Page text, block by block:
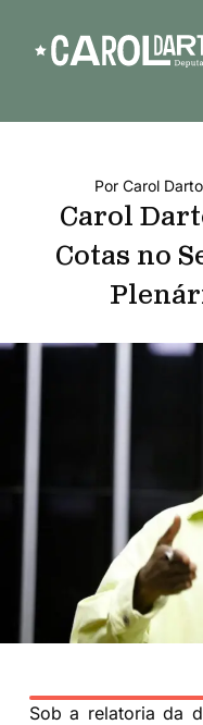
PorCarol
Carol
Cotas no
Sob a relatoria da